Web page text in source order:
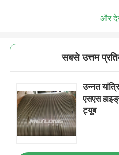
और
सबसे उत्तम
उन्नत
एसएस
ट्यूब